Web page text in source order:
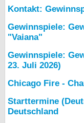
Kontakt:
Gewinnspiele:
"Vaiana"
Gewinnspiele:
23. Juli 2026)
Chicago Fire -
Starttermine
Deutschland